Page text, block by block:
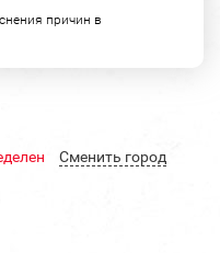
причин в
Cменить город